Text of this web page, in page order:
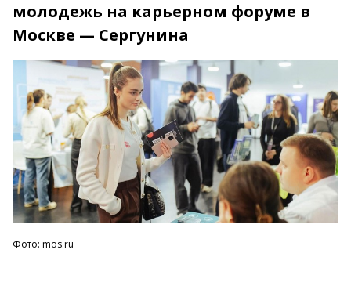
молодежь на карьерном форуме в
Москве — Сергунина
Фото: mos.ru